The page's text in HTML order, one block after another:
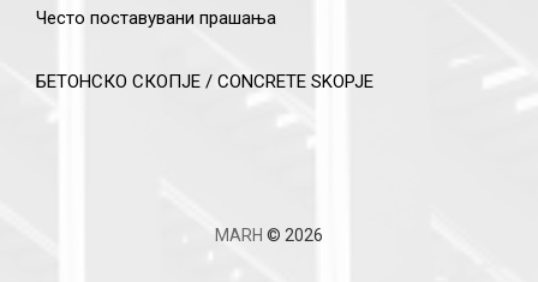
Често поставувани прашања
БЕТОНСКО СКОПЈЕ / CONCRETE SKOPJE
MARH © 2026